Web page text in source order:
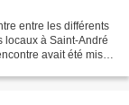
entre les différents
locaux à Saint-André
avait été mise